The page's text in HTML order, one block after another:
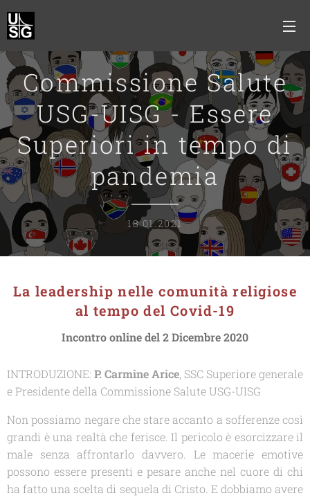
Commissione Salute
USG-UISG - Essere
Superiori in tempo di
pandemia
18.01.2021
La leadership nelle comunità religiose
al tempo del Covid-19
Incontro online del 2 Dicembre 2020
INTRODUZIONE: P. Carmine Arice, SSC Superiore generale
e Presidente della Commissione Salute USG-UISG
Non possiamo negare che stare accanto a sofferenze così
grandi è una realtà che ferisce. Il pericolo è esorcizzare il
male senza affrontarlo davvero. Le macerie emotive
possono essere presenti e pesare anche nel cuore di chi
ha fatto una scelta di sequela di Cristo. E dobbiamo avere